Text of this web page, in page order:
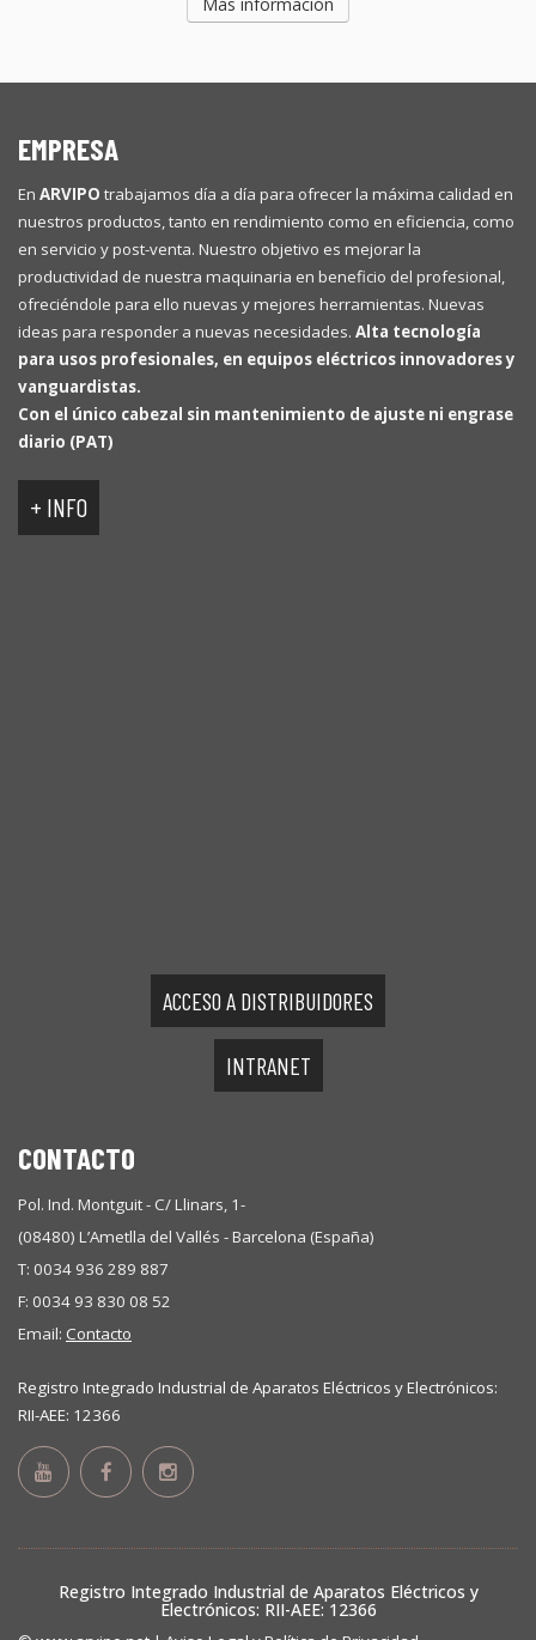
EMPRESA
En ARVIPO trabajamos día a día para ofrecer la máxima calidad en
nuestros productos, tanto en rendimiento como en eficiencia, como
en servicio y post-venta. Nuestro objetivo es mejorar la
productividad de nuestra maquinaria en beneficio del profesional,
ofreciéndole para ello nuevas y mejores herramientas. Nuevas
ideas para responder a nuevas necesidades. Alta tecnología
para usos profesionales, en equipos eléctricos innovadores y
vanguardistas.
Con el único cabezal sin mantenimiento de ajuste ni engrase
diario (PAT)
+ INFO
ACCESO A DISTRIBUIDORES
INTRANET
CONTACTO
Pol. Ind. Montguit - C/ Llinars, 1-
(08480) L’Ametlla del Vallés - Barcelona (España)
T: 0034 936 289 887
F: 0034 93 830 08 52
Email: Contacto
Registro Integrado Industrial de Aparatos Eléctricos y Electrónicos:
RII-AEE: 12366
Registro Integrado Industrial de Aparatos Eléctricos y
Electrónicos: RII-AEE: 12366